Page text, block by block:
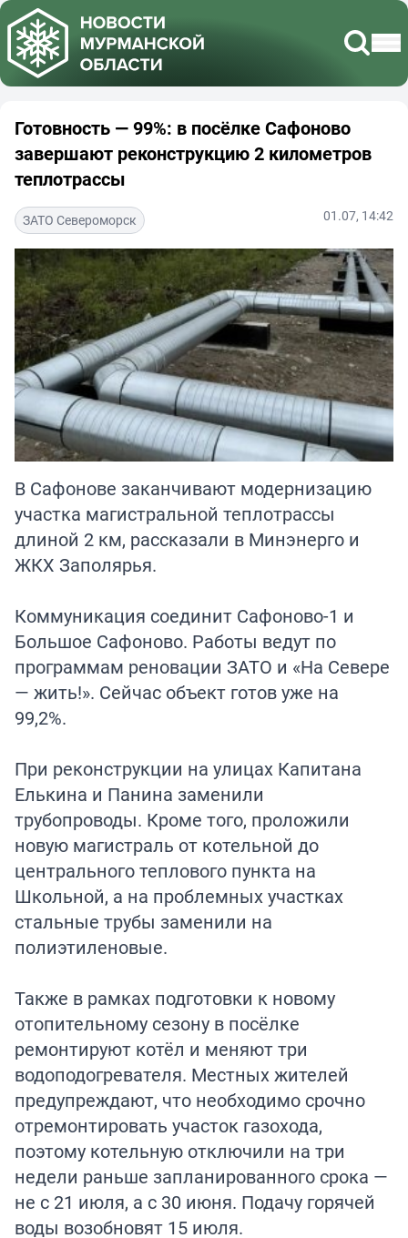
Готовность — 99%: в посёлке Сафоново
завершают реконструкцию 2 километров
теплотрассы
ЗАТО Североморск 01.07, 14:42
В Сафонове заканчивают модернизацию
участка магистральной теплотрассы
длиной 2 км, рассказали в Минэнерго и
ЖКХ Заполярья.
Коммуникация соединит Сафоново-1 и
Большое Сафоново. Работы ведут по
программам реновации ЗАТО и «На Севере
— жить!». Сейчас объект готов уже на
99,2%.
При реконструкции на улицах Капитана
Елькина и Панина заменили
трубопроводы. Кроме того, проложили
новую магистраль от котельной до
центрального теплового пункта на
Школьной, а на проблемных участках
стальные трубы заменили на
полиэтиленовые.
Также в рамках подготовки к новому
отопительному сезону в посёлке
ремонтируют котёл и меняют три
водоподогревателя. Местных жителей
предупреждают, что необходимо срочно
отремонтировать участок газохода,
поэтому котельную отключили на три
недели раньше запланированного срока —
не с 21 июля, а с 30 июня. Подачу горячей
воды возобновят 15 июля.